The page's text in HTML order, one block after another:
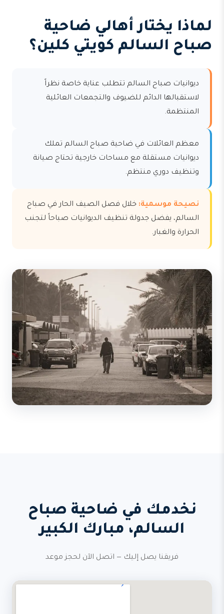
لماذا يختار أهالي ضاحية
صباح السالم كويتي كلين؟
ديوانيات صباح السالم تتطلب عناية خاصة نظراً
لاستقبالها الدائم للضيوف والتجمعات العائلية
المنتظمة.
معظم العائلات في ضاحية صباح السالم تملك
ديوانيات مستقلة مع مساحات خارجية تحتاج صيانة
وتنظيف دوري منتظم.
نصيحة موسمية: خلال فصل الصيف الحار في صباح
السالم، يفضل جدولة تنظيف الديوانيات صباحاً لتجنب
الحرارة والغبار.
نخدمك في ضاحية صباح
السالم، مبارك الكبير
فريقنا يصل إليك — اتصل الآن لحجز موعد